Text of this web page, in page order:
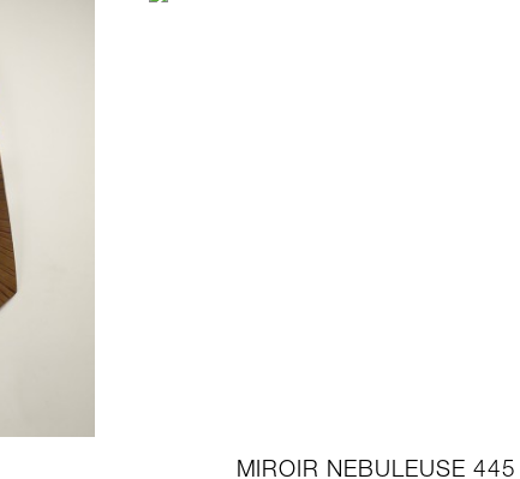
MIROIR NEBULEUSE 445